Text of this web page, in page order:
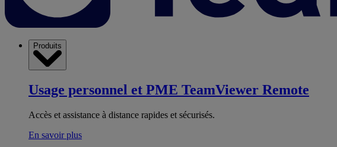
Produits
Usage personnel et PME TeamViewer Remote
Accès et assistance à distance rapides et sécurisés.
En savoir plus